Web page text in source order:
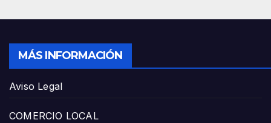
MÁS INFORMACIÓN
Aviso Legal
COMERCIO LOCAL